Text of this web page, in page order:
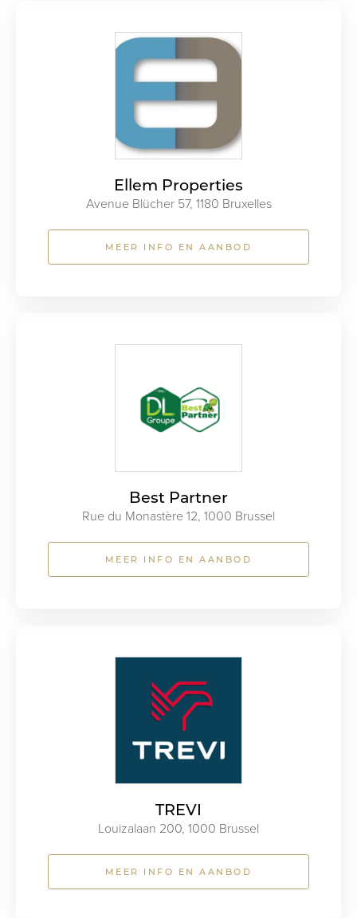
Ellem Properties
Avenue Blücher 57, 1180 Bruxelles
MEER INFO EN AANBOD
Best Partner
Rue du Monastère 12, 1000 Brussel
MEER INFO EN AANBOD
TREVI
Louizalaan 200, 1000 Brussel
MEER INFO EN AANBOD